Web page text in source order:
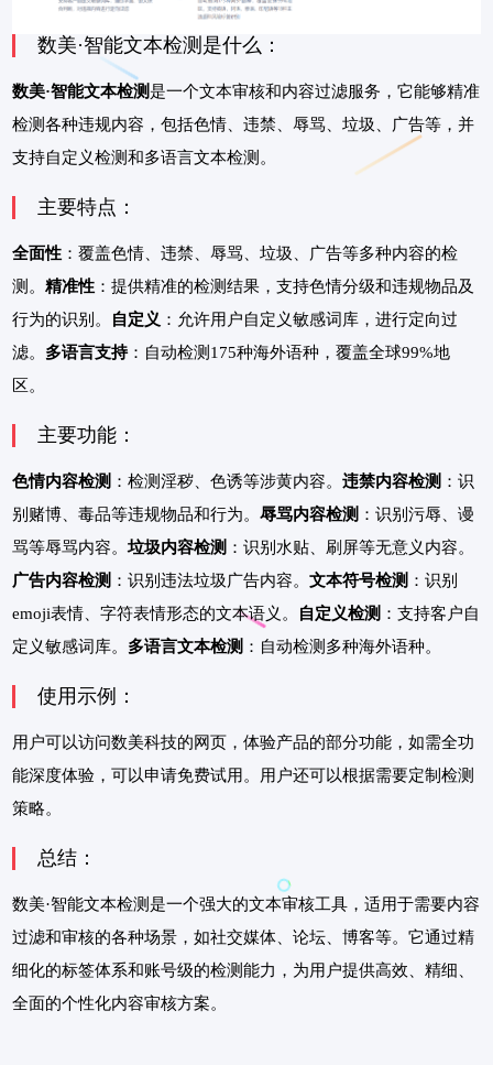
数美·智能文本检测是什么：
数美·智能文本检测是一个文本审核和内容过滤服务，它能够精准
检测各种违规内容，包括色情、违禁、辱骂、垃圾、广告等，并
支持自定义检测和多语言文本检测。
主要特点：
全面性 ：覆盖色情、违禁、辱骂、垃圾、广告等多种内容的检
测。 精准性 ：提供精准的检测结果，支持色情分级和违规物品及
行为的识别。
自定义 ：允许用户自定义敏感词库，进行定向过
滤。 多语言支持：自动检测175种海外语种，覆盖全球99%地
区。
主要功能：
色情内容检测 ：检测淫秽、色诱等涉黄内容。 违禁内容检测 ：识
别赌博、毒品等违规物品和行为。 辱骂内容检测 ：识别污辱、谩
骂等辱骂内容。垃圾内容检测 ：识别水贴、刷屏等无意义内容。
广告内容检测 ：识别违法垃圾广告内容。 文本符号检测 ：识别
emoji表情、字符表情形态的文本语义。
自定义检测 ：支持客户自
定义敏感词库。 多语言文本检测 ：自动检测多种海外语种。
使用示例：
用户可以访问数美科技的网页，体验产品的部分功能，如需全功
能深度体验，可以申请免费试用。用户还可以根据需要定制检测
策略。
总结：
数美·智能文本检测是一个强大的文本审核工具，适用于需要内容
过滤和审核的各种场景，如社交媒体、论坛、博客等。它通过精
细化的标签体系和账号级的检测能力，为用户提供高效、精细、
全面的个性化内容审核方案。